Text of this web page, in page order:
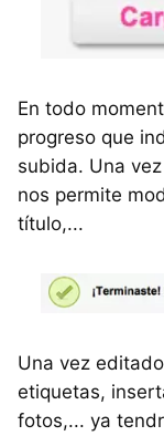
En todo
progreso que
subida. Una
nos permite
título,...
Una vez
etiquetas,
fotos,... ya